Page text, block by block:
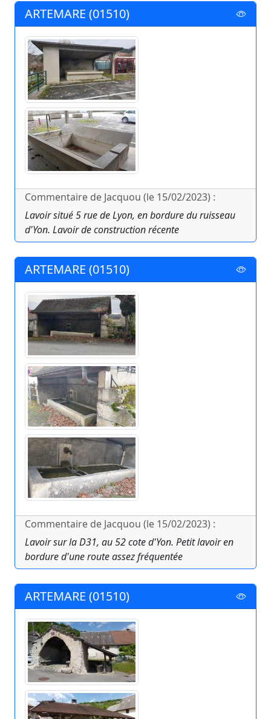
ARTEMARE (01510)
Commentaire de Jacquou (le 15/02/2023) :
Lavoir situé 5 rue de Lyon, en bordure du ruisseau
d'Yon. Lavoir de construction récente
ARTEMARE (01510)
Commentaire de Jacquou (le 15/02/2023) :
Lavoir sur la D31, au 52 cote d'Yon. Petit lavoir en
bordure d'une route assez fréquentée
ARTEMARE (01510)